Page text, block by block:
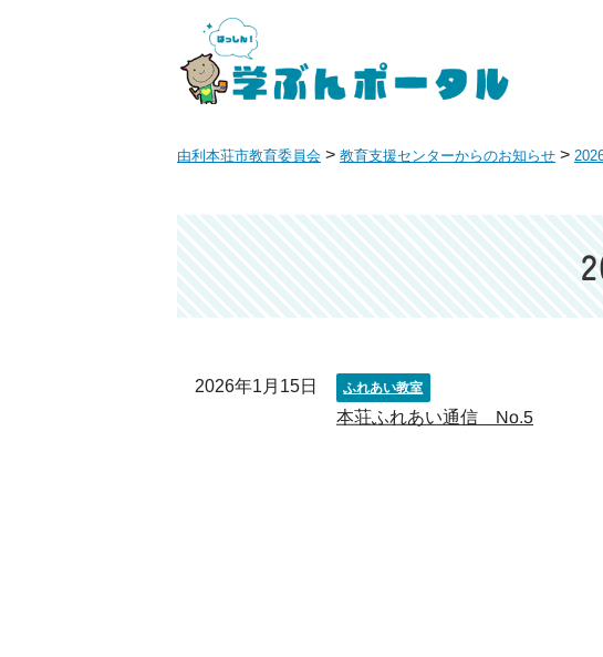
由利本荘市教育委員会 > 教育支援センターからのお知らせ >
2026年1月15日 ふれあい教室
本荘ふれあい通信 No.5